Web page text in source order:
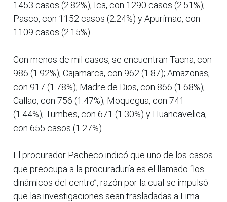
1453 casos (2.82%), Ica, con 1290 casos (2.51%);
Pasco, con 1152 casos (2.24%) y Apurímac, con
1109 casos (2.15%).
Con menos de mil casos, se encuentran Tacna, con
986 (1.92%); Cajamarca, con 962 (1.87); Amazonas,
con 917 (1.78%); Madre de Dios, con 866 (1.68%);
Callao, con 756 (1.47%); Moquegua, con 741
(1.44%); Tumbes, con 671 (1.30%) y Huancavelica,
con 655 casos (1.27%).
El procurador Pacheco indicó que uno de los casos
que preocupa a la procuraduría es el llamado “los
dinámicos del centro”, razón por la cual se impulsó
que las investigaciones sean trasladadas a Lima.